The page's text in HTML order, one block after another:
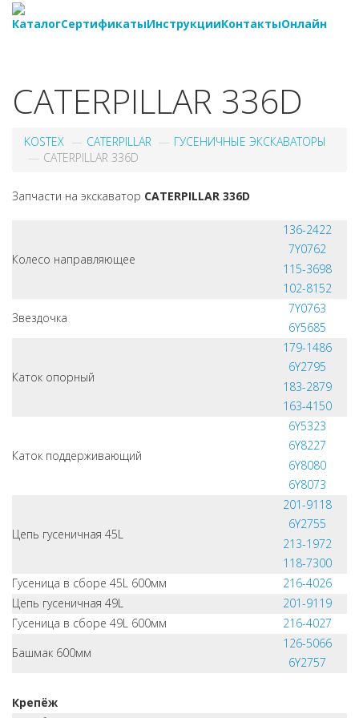
КаталогСертификатыИнструкцииКонтактыОнлайн
CATERPILLAR 336D
KOSTEX CATERPILLAR
ГУСЕНИЧНЫЕ ЭКСКАВАТОРЫ
CATERPILLAR 336D
Запчасти на экскаватор CATERPILLAR 336D
Колесо направляющее
136-2422
7Y0762
115-3698
102-8152
Звездочка
7Y0763
6Y5685
Каток опорный
179-1486
6Y2795
183-2879
163-4150
Каток поддерживающий
6Y5323
6Y8227
6Y8080
6Y8073
Цепь гусеничная 45L
201-9118
6Y2755
213-1972
118-7300
Гусеница в сборе 45L 600мм
216-4026
Цепь гусеничная 49L
201-9119
Гусеница в сборе 49L 600мм
216-4027
Башмак 600мм
126-5066
6Y2757
Крепёж